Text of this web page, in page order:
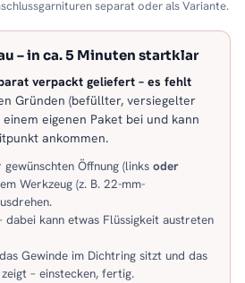
separat oder als Variante.
– in ca. 5 Minuten startklar
verpackt geliefert – es fehlt
Gründen (befüllter, versiegelter
eigenen Paket bei und kann
ankommen.
Öffnung (links oder
Werkzeug (z. B. 22-mm-
dabei kann etwas Flüssigkeit austreten
Gewinde im Dichtring sitzt und das
– einstecken, fertig.